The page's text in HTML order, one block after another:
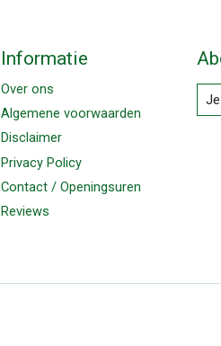
Informatie
Over ons
Algemene voorwaarden
Disclaimer
Privacy Policy
Contact / Openingsuren
Reviews